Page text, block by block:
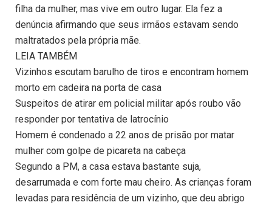
filha da mulher, mas vive em outro lugar. Ela fez a
denúncia afirmando que seus irmãos estavam sendo
maltratados pela própria mãe.
LEIA TAMBÉM
Vizinhos escutam barulho de tiros e encontram homem
morto em cadeira na porta de casa
Suspeitos de atirar em policial militar após roubo vão
responder por tentativa de latrocínio
Homem é condenado a 22 anos de prisão por matar
mulher com golpe de picareta na cabeça
Segundo a PM, a casa estava bastante suja,
desarrumada e com forte mau cheiro. As crianças foram
levadas para residência de um vizinho, que deu abrigo